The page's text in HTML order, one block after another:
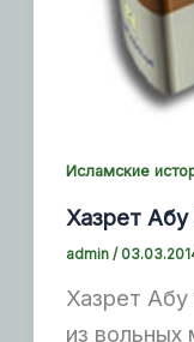
Исламские
Хазрет Абу
admin/
Хазрет
из